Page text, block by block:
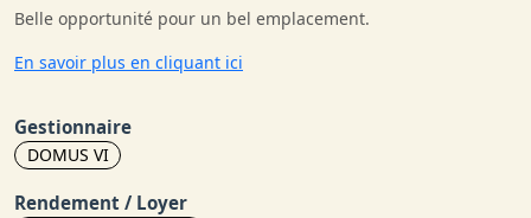
Belle opportunité pour un bel emplacement.
En savoir plus en cliquant ici
Gestionnaire
DOMUS VI
Rendement / Loyer